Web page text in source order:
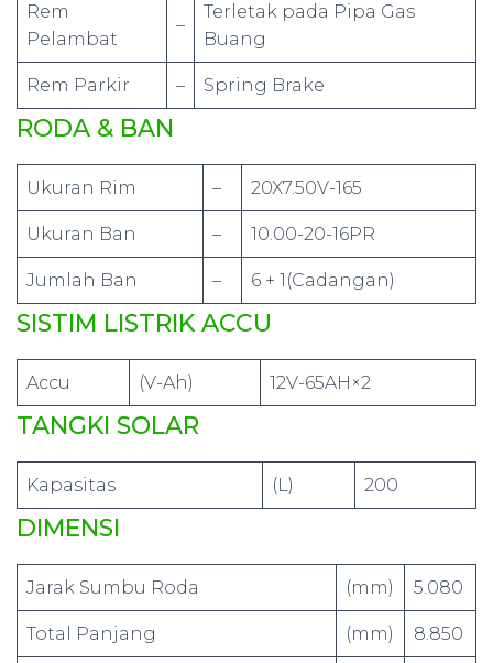
Rem
Pelambat
–
Terletak pada Pipa Gas
Buang
Rem Parkir – Spring Brake
RODA & BAN
Ukuran Rim – 20X7.50V-165
Ukuran Ban – 10.00-20-16PR
Jumlah Ban – 6 + 1(Cadangan)
SISTIM LISTRIK ACCU
Accu (V-Ah) 12V-65AH×2
TANGKI SOLAR
Kapasitas (L) 200
DIMENSI
Jarak Sumbu Roda (mm) 5.080
Total Panjang (mm) 8.850